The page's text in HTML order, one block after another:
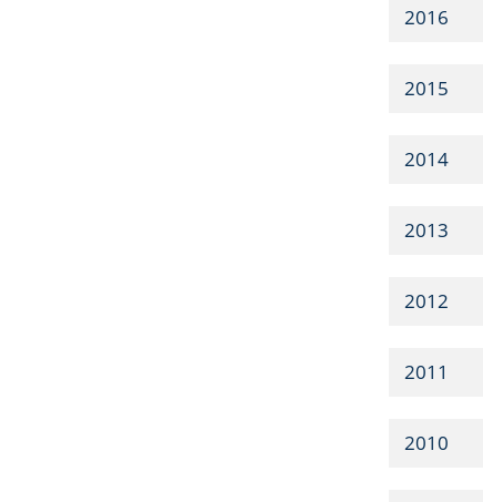
2016
2015
2014
2013
2012
2011
2010